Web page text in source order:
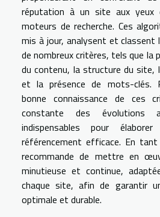
réputation à un site aux yeux
moteurs de recherche. Ces
mis à jour, analysent et
de nombreux critères, tels que la
du contenu, la structure du site,
et la présence de mots-clés.
bonne connaissance de ces
constante des évolutions
indispensables pour
référencement efficace. En
recommande de mettre en
minutieuse et continue,
chaque site, afin de garantir
optimale et durable.